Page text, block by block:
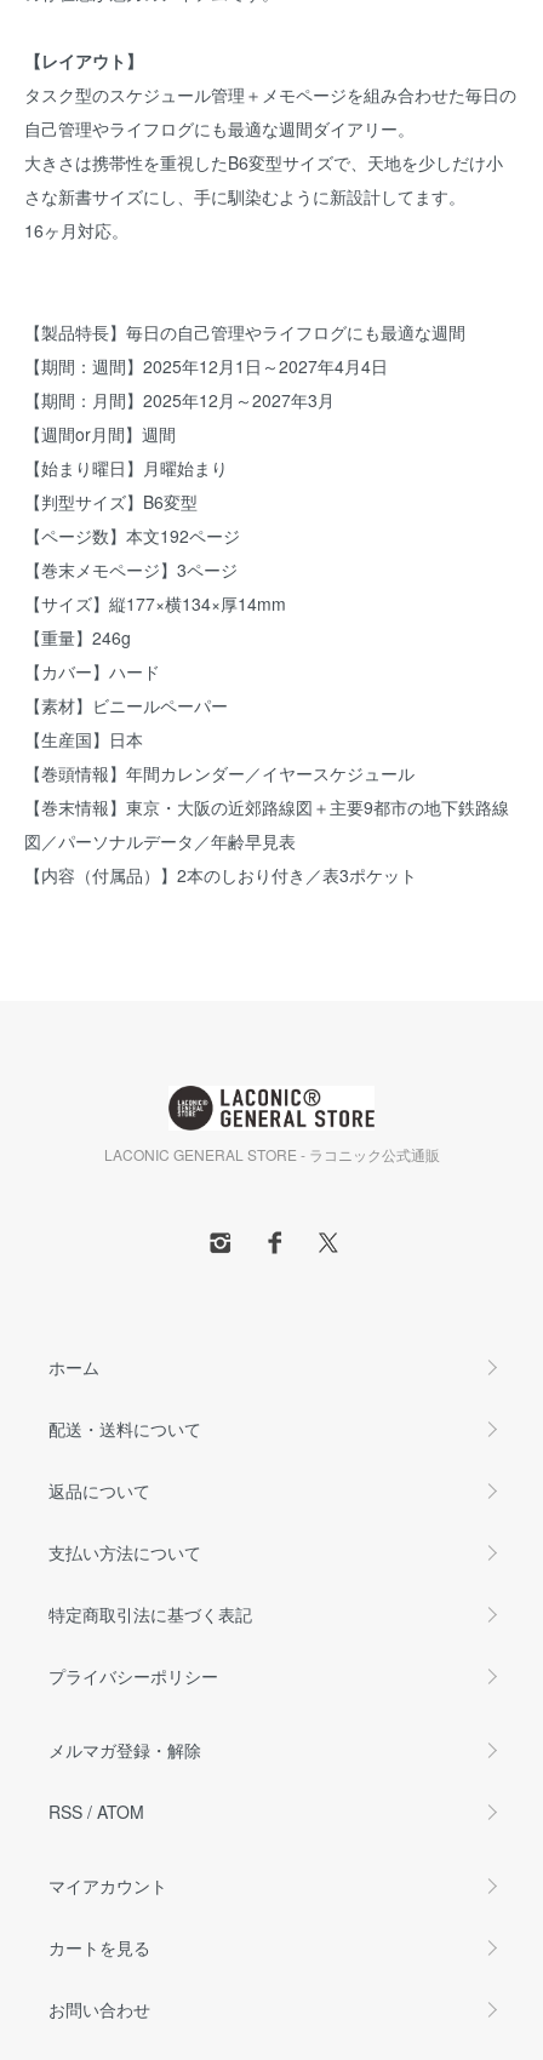
【レイアウト】
タスク型のスケジュール管理＋メモページを組み合わせた毎日の
自己管理やライフログにも最適な週間ダイアリー。
大きさは携帯性を重視したB6変型サイズで、天地を少しだけ小
さな新書サイズにし、手に馴染むように新設計してます。
16ヶ月対応。
【製品特長】毎日の自己管理やライフログにも最適な週間
【期間：週間】2025年12月1日～2027年4月4日
【期間：月間】2025年12月～2027年3月
【週間or月間】週間
【始まり曜日】月曜始まり
【判型サイズ】B6変型
【ページ数】本文192ページ
【巻末メモページ】3ページ
【サイズ】縦177×横134×厚14mm
【重量】246g
【カバー】ハード
【素材】ビニールペーパー
【生産国】日本
【巻頭情報】年間カレンダー／イヤースケジュール
【巻末情報】東京・大阪の近郊路線図＋主要9都市の地下鉄路線
図／パーソナルデータ／年齢早見表
【内容（付属品）】2本のしおり付き／表3ポケット
LACONIC GENERAL STORE - ラコニック公式通販
ホーム
配送・送料について
返品について
支払い方法について
特定商取引法に基づく表記
プライバシーポリシー
メルマガ登録・解除
RSS / ATOM
マイアカウント
カートを見る
お問い合わせ